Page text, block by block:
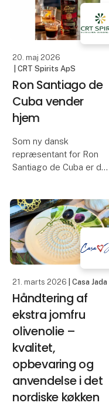
dansk håndværk er
nøgleordene bag en ny
stumtjener produceret i
20. maj 2026
| CRT Spirits ApS
Ron Santiago de
Cuba vender
hjem
Som ny dansk
repræsentant for Ron
Santiago de Cuba er det
CRT Spirits igen bringer
et af Cubas mest
hæderkronede romhuse
tilbage på det danske
marked.
21. marts 2026 | Casa Jada
Håndtering af
ekstra jomfru
olivenolie –
kvalitet,
opbevaring og
anvendelse i det
nordiske køkken